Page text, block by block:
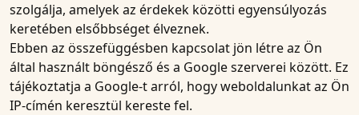
szolgálja, amelyek az érdekek közötti egyensúlyozás
keretében elsőbbséget élveznek.
Ebben az összefüggésben kapcsolat jön létre az Ön
által használt böngésző és a Google szerverei között. Ez
tájékoztatja a Google-t arról, hogy weboldalunkat az Ön
IP-címén keresztül kereste fel.